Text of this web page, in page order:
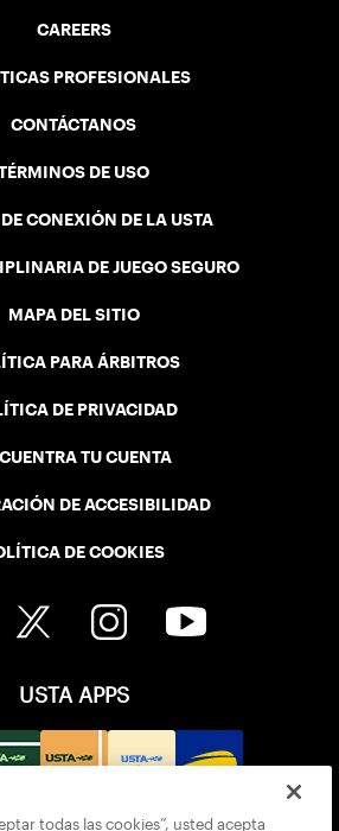
CAREERS
PROFESIONALES
CONTÁCTANOS
DE USO
DE CONEXIÓN DE LA USTA
DE JUEGO SEGURO
MAPA DEL SITIO
PARA ÁRBITROS
DE PRIVACIDAD
TU CUENTA
DE ACCESIBILIDAD
DE COOKIES
USTA APPS
todas las cookies”, usted acepta